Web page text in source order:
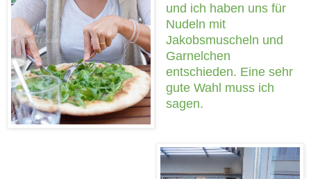
und ich haben uns für
Nudeln mit
Jakobsmuscheln und
Garnelchen
entschieden. Eine sehr
gute Wahl muss ich
sagen.